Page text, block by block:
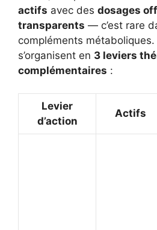
actifs avec des dosages
transparents — c’est rare
compléments
s’organisent en 3 leviers
complémentaires :
Levier
d’action
Actifs